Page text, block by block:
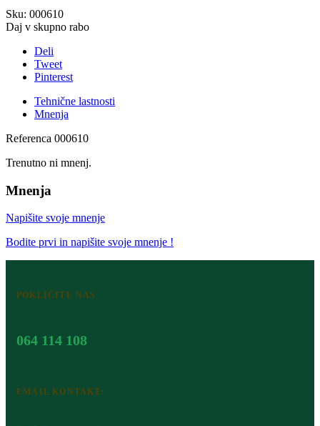
Sku: 000610
Daj v skupno rabo
Deli
Tweet
Pinterest
Tehnične lastnosti
Mnenja
Referenca 000610
Trenutno ni mnenj.
Mnenja
Napišite svoje mnenje
Bodite prvi in napišite svoje mnenje !
POKLIČITE NAS
064 114 108
EMAIL KONTAKT: